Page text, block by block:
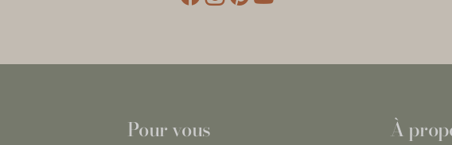
Pour vous À